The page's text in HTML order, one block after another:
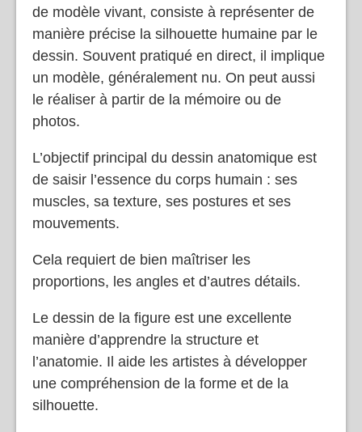
de modèle vivant, consiste à représenter de
manière précise la silhouette humaine par le
dessin. Souvent pratiqué en direct, il implique
un modèle, généralement nu. On peut aussi
le réaliser à partir de la mémoire ou de
photos.
L’objectif principal du dessin anatomique est
de saisir l’essence du corps humain : ses
muscles, sa texture, ses postures et ses
mouvements.
Cela requiert de bien maîtriser les
proportions, les angles et d’autres détails.
Le dessin de la figure est une excellente
manière d’apprendre la structure et
l’anatomie. Il aide les artistes à développer
une compréhension de la forme et de la
silhouette.